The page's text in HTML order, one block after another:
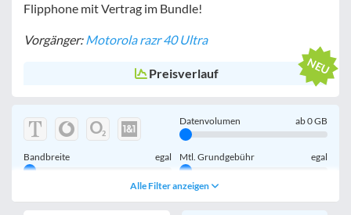
Flipphone mit Vertrag im Bundle!
Vorgänger:Motorola razr 40 Ultra
Preisverlauf
Datenvolumen ab0GB
Bandbreite egal Mtl. Grundgebühr egal
egal
inkl. Young-Tarife
Alle Filter anzeigen